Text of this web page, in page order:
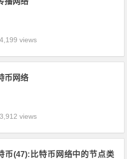
4,199 views
币网络
3,912 views
币(47):比特币网络中的节点类